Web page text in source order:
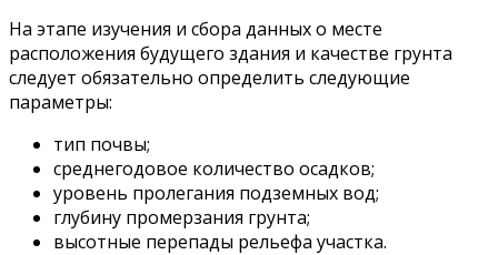
На этапе изучения и сбора данных о месте
расположения будущего здания и качестве грунта
следует обязательно определить следующие
параметры:
тип почвы;
среднегодовое количество осадков;
уровень пролегания подземных вод;
глубину промерзания грунта;
высотные перепады рельефа участка.